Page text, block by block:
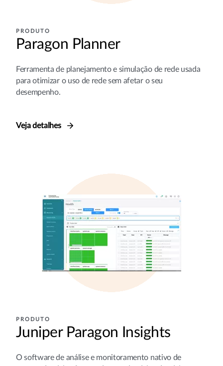
PRODUTO
Paragon Planner
Ferramenta de planejamento e simulação de rede usada
para otimizar o uso de rede sem afetar o seu
desempenho.
Veja detalhes
PRODUTO
Juniper Paragon Insights
O software de análise e monitoramento nativo de